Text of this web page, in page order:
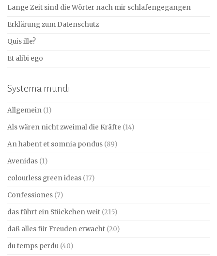
Lange Zeit sind die Wörter nach mir schlafengegangen
Erklärung zum Datenschutz
Quis ille?
Et alibi ego
Systema mundi
Allgemein (1)
Als wären nicht zweimal die Kräfte (14)
An habent et somnia pondus (89)
Avenidas (1)
colourless green ideas (17)
Confessiones (7)
das führt ein Stückchen weit (215)
daß alles für Freuden erwacht (20)
du temps perdu (40)